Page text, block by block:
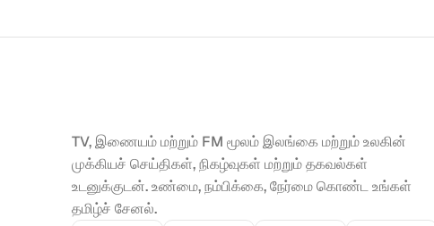
TV, இணையம் மற்றும் FM மூலம் இலங்கை மற்றும் உலகின்
முக்கியச் செய்திகள், நிகழ்வுகள் மற்றும் தகவல்கள்
உடனுக்குடன். உண்மை, நம்பிக்கை, நேர்மை கொண்ட உங்கள்
தமிழ்ச் சேனல்.